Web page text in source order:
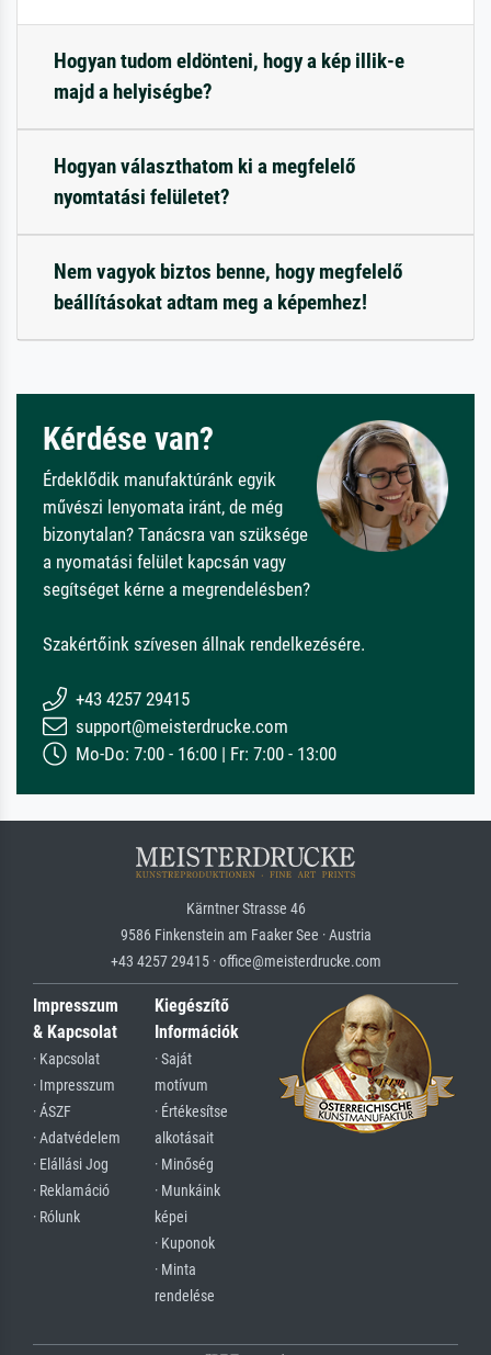
Hogyan tudom eldönteni, hogy a kép illik-e
majd a helyiségbe?
Hogyan választhatom ki a megfelelő
nyomtatási felületet?
Nem vagyok biztos benne, hogy megfelelő
beállításokat adtam meg a képemhez!
Kérdése van?
Érdeklődik manufaktúránk egyik
művészi lenyomata iránt, de még
bizonytalan? Tanácsra van szüksége
a nyomatási felület kapcsán vagy
segítséget kérne a megrendelésben?
Szakértőink szívesen állnak rendelkezésére.
+43 4257 29415
support@meisterdrucke.com
Mo-Do: 7:00 - 16:00 | Fr: 7:00 - 13:00
Kärntner Strasse 46
9586 Finkenstein am Faaker See · Austria
+43 4257 29415 · office@meisterdrucke.com
Impresszum
& Kapcsolat
· Kapcsolat
· Impresszum
· ÁSZF
· Adatvédelem
· Elállási Jog
· Reklamáció
· Rólunk
Kiegészítő
Információk
· Saját
motívum
· Értékesítse
alkotásait
· Minőség
· Munkáink
képei
· Kuponok
· Minta
rendelése